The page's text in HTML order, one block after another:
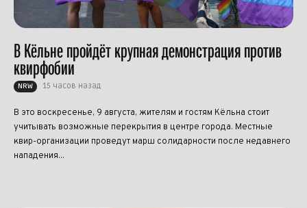
В Кёльне пройдёт крупная демонстрация против
квирфобии
NRW 15 часов назад
В это воскресенье, 9 августа, жителям и гостям Кёльна стоит
учитывать возможные перекрытия в центре города. Местные
квир-организации проведут марш солидарности после недавнего
нападения...